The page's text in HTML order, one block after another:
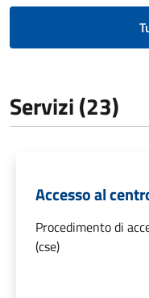
Servizi (23)
Accesso al
Procedimento di
(cse)